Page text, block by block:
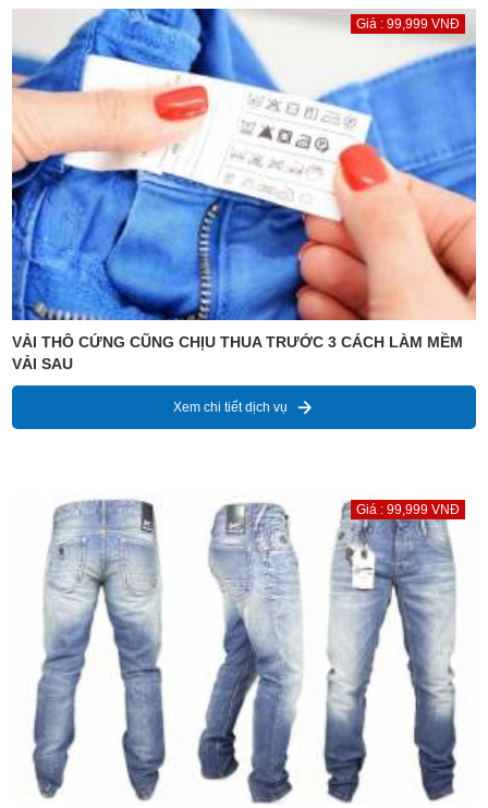
Giá : 99,999 VNĐ
VẢI THÔ CỨNG CŨNG CHỊU THUA TRƯỚC 3 CÁCH LÀM MỀM
VẢI SAU
Xem chi tiết dịch vụ
Giá : 99,999 VNĐ